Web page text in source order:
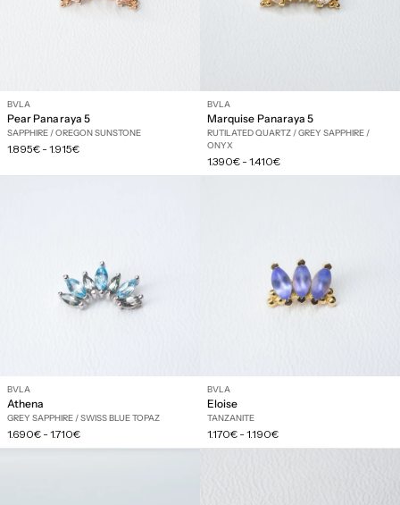
BVLA
Pear Panaraya 5
SAPPHIRE / OREGON SUNSTONE
Prix
1.895€ - 1.915€
BVLA
Marquise Panaraya 5
RUTILATED QUARTZ / GREY SAPPHIRE /
ONYX
Prix
régulier
1.390€ - 1.410€
BVLA
Athena
GREY SAPPHIRE / SWISS BLUE TOPAZ
Prix
régulier
1.690€ - 1.710€
BVLA
Eloise
TANZANITE
Prix
régulier
1.170€ - 1.190€